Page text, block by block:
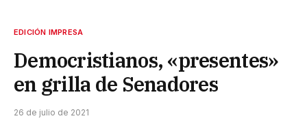
EDICIÓN IMPRESA
Democristianos, «presentes»
en grilla de Senadores
26 de julio de 2021